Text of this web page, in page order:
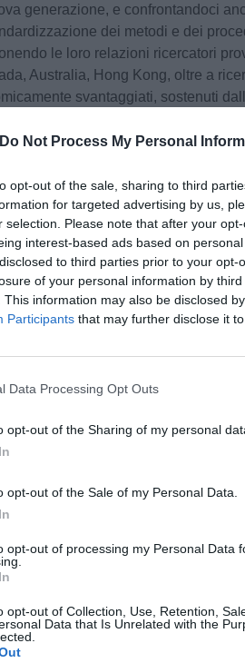
Do Not Process My Personal
opt-out of the sale, sharing to third
for targeted advertising by us,
selection. Please note that after your
interest-based ads based on
to third parties prior to your
of your personal information by
This information may also be disclosed
Participants that may further disclose it
Data Processing Opt Outs
opt-out of the Sharing of my personal
opt-out of the Sale of my Personal Data.
opt-out of processing my Personal Data
opt-out of Collection, Use, Retention,
Data that Is Unrelated with the
generazione, e confrontandoci
dei metodi e dei
le loro relazioni ricercatori
Australia, Hong Kong, oltre a
svantaggiati, sostenuti
Sponsor dell’iniziativa è anche
professor Montomoli insieme alla
dell’Università di Bergen, in
a questo sito
component/content/
siena
Rettorato continuerà il confronto
Flucop, il progetto di ricerca
e sviluppare metodi per la
di stimolare la risposta
pubblici della ricerca è la
mentre il coordinamento
Montomoli.
qui:
Fonte: Università di Siena -